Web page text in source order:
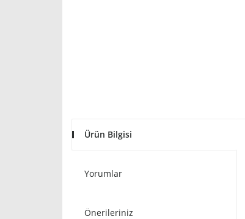
Ürün Bilgisi
Yorumlar
Önerileriniz